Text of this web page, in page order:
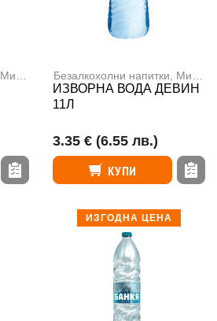
Минерална вода Безалкохолни напитки Минерална вода
ИЗВОРНА ВОДА ДЕВИН
11Л
3.35 € (6.55 лв.)
КУПИ
ИЗГОДНА ЦЕНА